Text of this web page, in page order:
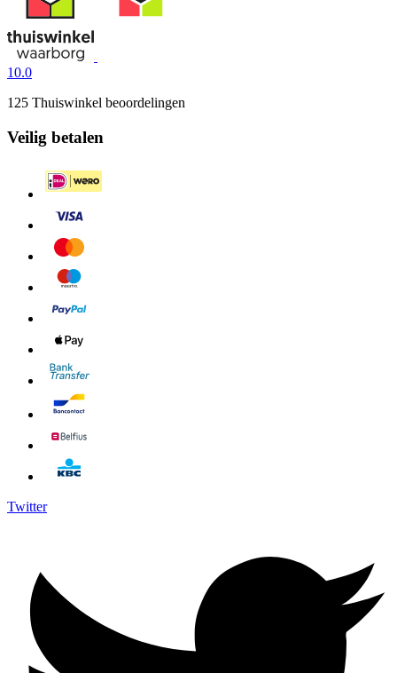
10.0
125 Thuiswinkel beoordelingen
Veilig betalen
Twitter